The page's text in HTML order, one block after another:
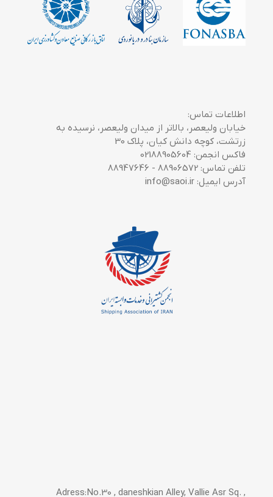
اطلاعات تماس:
خیابان ولیعصر، بالاتر از میدان ولیعصر، نرسیده به
زرتشت، کوچه دانش کیان، پلاک 30
فاکس انجمن: 02188905604
تلفن تماس: 88906572 - 88947646
آدرس ایمیل: info@saoi.ir
Adress:No.30 , daneshkian Alley, Vallie Asr Sq. ,